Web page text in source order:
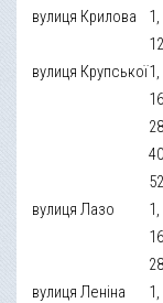
вулиця Крилова
вулиця Крупської
вулиця Лазо
вулиця Леніна